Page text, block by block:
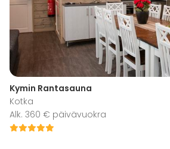
Kymin Rantasauna
Kotka
Alk. 360 € päivävuokra